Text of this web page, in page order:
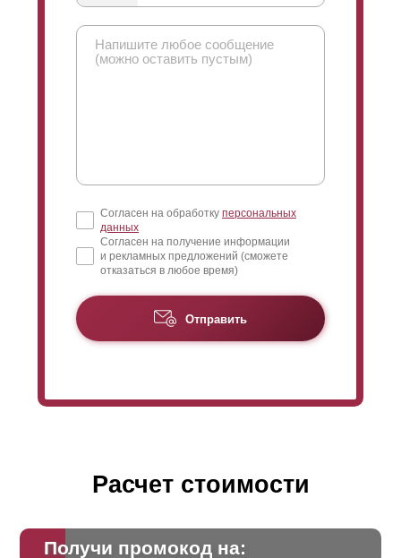
Согласен на обработку персональных
данных
Согласен на получение информации
и рекламных предложений (сможете
отказаться в любое время)
Отправить
Расчет стоимости
Получи промокод на: